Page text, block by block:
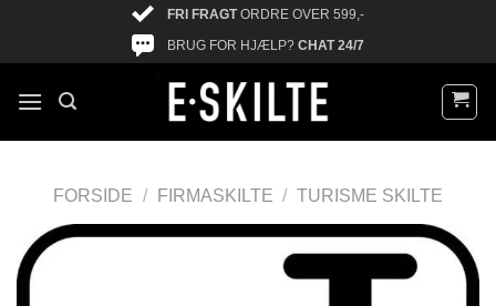
FRI FRAGTORDRE OVER 599,-
BRUG FOR HJÆLP? CHAT 24/7
FORSIDE / FIRMASKILTE / TURISME SKILTE